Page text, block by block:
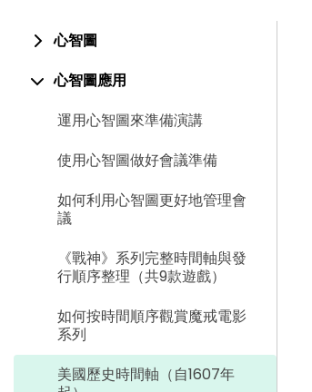
心智圖
心智圖應用
運用心智圖來準備演講
使用心智圖做好會議準備
如何利用心智圖更好地管理會
議
《戰神》系列完整時間軸與發
行順序整理（共9款遊戲）
如何按時間順序觀賞魔戒電影
系列
美國歷史時間軸（自1607年